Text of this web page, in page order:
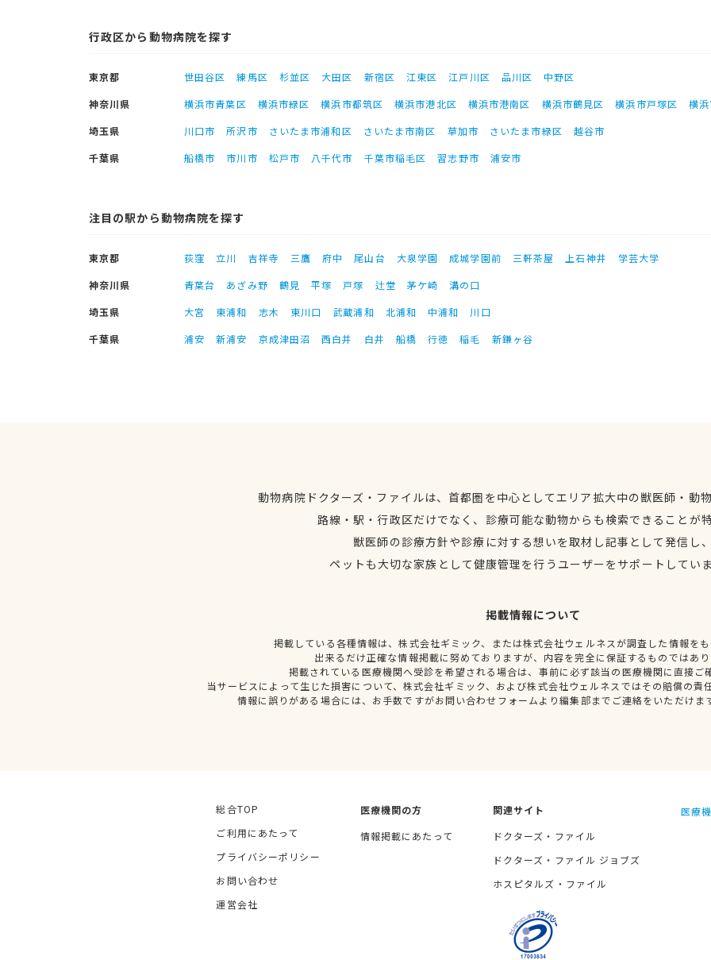
行政区から動物病院を探す
東京都 世田谷区 練馬区 杉並区 大田区 新宿区 江東区 江戸川区 品川区
中野区
神奈川県
横浜市青葉区 横浜市緑区 横浜市都筑区 横浜市港北区 横浜市港南区 横浜市鶴見区 横浜市戸塚区
横
埼玉県
川口市 所沢市 さいたま市浦和区 さいたま市南区 草加市 さいたま市緑区
越谷市
千葉県
船橋市 市川市 松戸市 八千代市 千葉市稲毛区 習志野市 浦安市
注目の駅から動物病院を探す
東京都 荻窪 立川 吉祥寺 三鷹 府中 尾山台 大泉学園 成城学園前 三軒茶屋 上石神井
学芸大学
神奈川県
青葉台 あざみ野 鶴見 平塚 戸塚 辻堂 茅ケ崎
溝の口
埼玉県
大宮 東浦和 志木 東川口 武蔵浦和 北浦和 中浦和
川口
千葉県
浦安 新浦安 京成津田沼 西白井 白井 船橋 行徳 稲毛 新鎌ヶ谷
動物病院ドクターズ・ファイルは、首都圏を中心としてエリア拡大中の獣医師・動
路線・駅・行政区だけでなく、診療可能な動物からも検索できることが
獣医師の診療方針や診療に対する想いを取材し記事として発信し
ペットも大切な家族として健康管理を行うユーザーをサポートしてい
掲載情報について
掲載している各種情報は、株式会社ギミック、または株式会社ウェルネスが調査した情報を
出来るだけ正確な情報掲載に努めておりますが、内容を完全に保証するものではあ
掲載されている医療機関へ受診を希望される場合は、事前に必ず該当の医療機関に直接ご
当サービスによって生じた損害について、株式会社ギミック、および株式会社ウェルネスではその賠償の責
情報に誤りがある場合には、お手数ですがお問い合わせフォームより編集部までご連絡をいただけま
総合TOP
ご利用にあたって
プライバシーポリシー
お問い合わせ
運営会社
医療機関の方
情報掲載にあたって
関連サイト
ドクターズ・ファイル
ドクターズ・ファイル ジョブズ
ホスピタルズ・ファイル
医療